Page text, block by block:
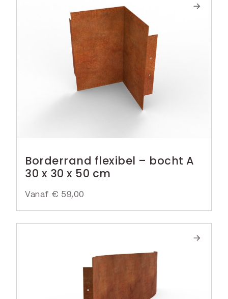
Borderrand flexibel – bocht A
30 x 30 x 50 cm
Vanaf € 59,00